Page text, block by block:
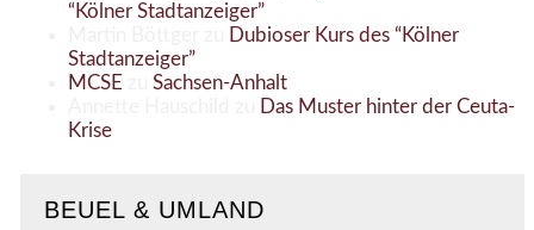
“Kölner Stadtanzeiger”
Dubioser Kurs des “Kölner
Stadtanzeiger”
MCSE
Sachsen-Anhalt
Das Muster hinter der Ceuta-
Krise
BEUEL & UMLAND